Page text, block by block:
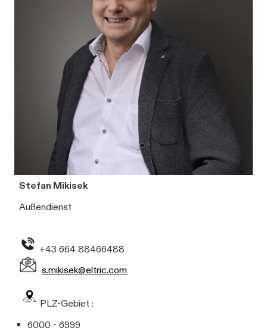
Stefan Mikisek
Außendienst
+43 664 88466488
s.mikisek@eltric.com
PLZ-Gebiet :
6000 - 6999